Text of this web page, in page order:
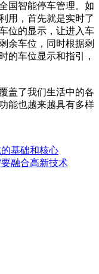
国智能停车管理。如
用，首先就是实时了
位的显示，让进入车
余车位，同时根据剩
的车位显示和指引，
盖了我们生活中的各
能也越来越具有多样
基础和核心
融合高新技术